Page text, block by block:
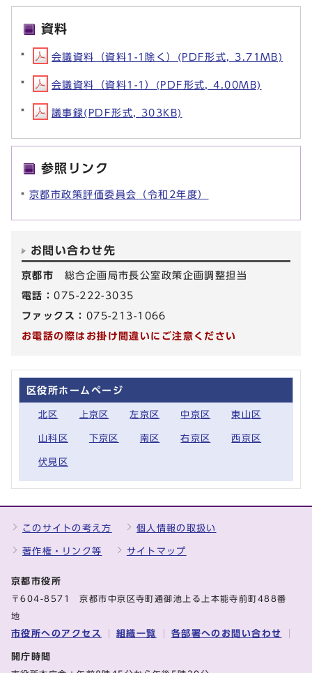
資料
会議資料（資料1-1除く）(PDF形式, 3.71MB)
会議資料（資料1-1）(PDF形式, 4.00MB)
議事録(PDF形式, 303KB)
参照リンク
京都市政策評価委員会（令和2年度）
お問い合わせ先
京都市 総合企画局市長公室政策企画調整担当
電話：075-222-3035
ファックス： 075-213-1066
お電話の際はお掛け間違いにご注意ください
区役所ホームページ
北区 上京区 左京区 中京区 東山区
山科区 下京区 南区 右京区 西京区
伏見区
このサイトの考え方 個人情報の取扱い
著作権・リンク等 サイトマップ
京都市役所
〒604-8571 京都市中京区寺町通御池上る上本能寺前町488番
地
市役所へのアクセス 組織一覧 各部署へのお問い合わせ
開庁時間